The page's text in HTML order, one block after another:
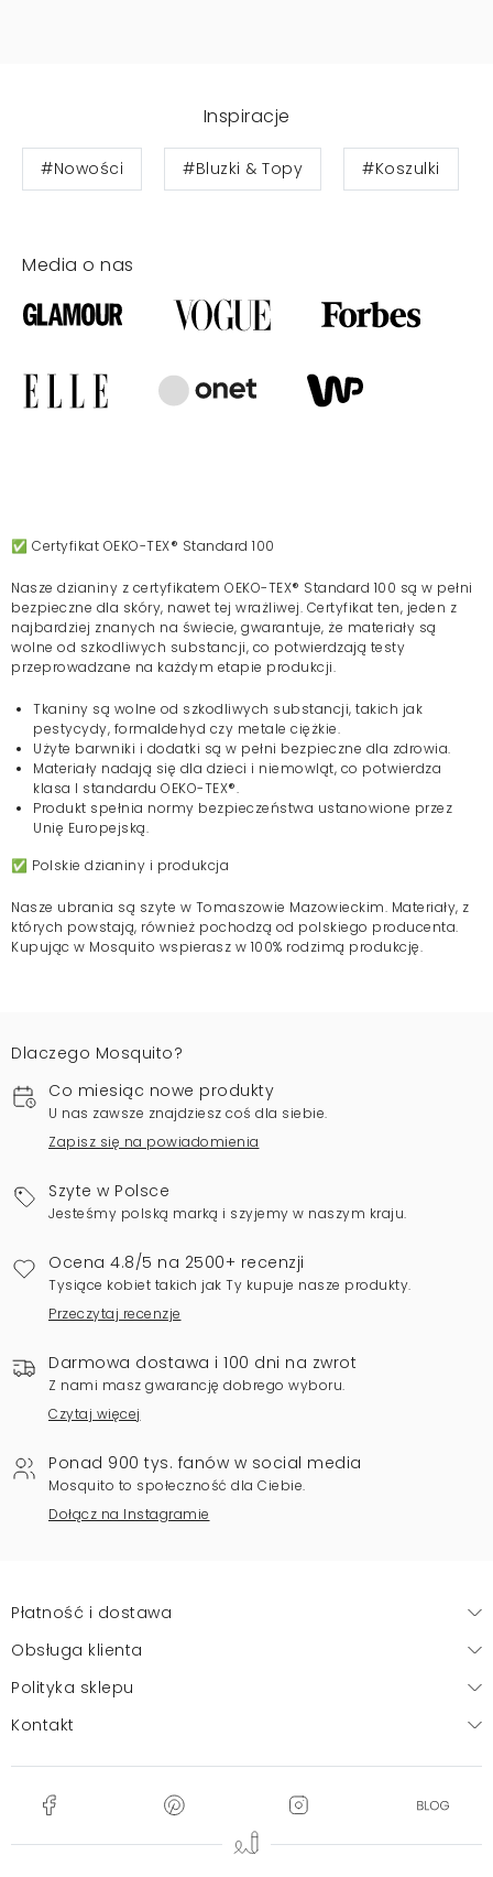
Inspiracje
#Nowości #Bluzki & Topy #Koszulki
Media o nas
✅ Certyfikat OEKO-TEX® Standard 100
Nasze dzianiny z certyfikatem OEKO-TEX® Standard 100 są w pełni
bezpieczne dla skóry, nawet tej wrażliwej. Certyfikat ten, jeden z
najbardziej znanych na świecie, gwarantuje, że materiały są
wolne od szkodliwych substancji, co potwierdzają testy
przeprowadzane na każdym etapie produkcji.
Tkaniny są wolne od szkodliwych substancji, takich jak
pestycydy, formaldehyd czy metale ciężkie.
Użyte barwniki i dodatki są w pełni bezpieczne dla zdrowia.
Materiały nadają się dla dzieci i niemowląt, co potwierdza
klasa I standardu OEKO-TEX®.
Produkt spełnia normy bezpieczeństwa ustanowione przez
Unię Europejską.
✅ Polskie dzianiny i produkcja
Nasze ubrania są szyte w Tomaszowie Mazowieckim. Materiały, z
których powstają, również pochodzą od polskiego producenta.
Kupując w Mosquito wspierasz w 100% rodzimą produkcję.
Dlaczego Mosquito?
Co miesiąc nowe produkty
U nas zawsze znajdziesz coś dla siebie.
Zapisz się na powiadomienia
Szyte w Polsce
Jesteśmy polską marką i szyjemy w naszym kraju.
Ocena 4.8/5 na 2500+ recenzji
Tysiące kobiet takich jak Ty kupuje nasze produkty.
Przeczytaj recenzje
Darmowa dostawa i 100 dni na zwrot
Z nami masz gwarancję dobrego wyboru.
Czytaj więcej
Ponad 900 tys. fanów w social media
Mosquito to społeczność dla Ciebie.
Dołącz na Instagramie
Płatność i dostawa
Obsługa klienta
Polityka sklepu
Kontakt